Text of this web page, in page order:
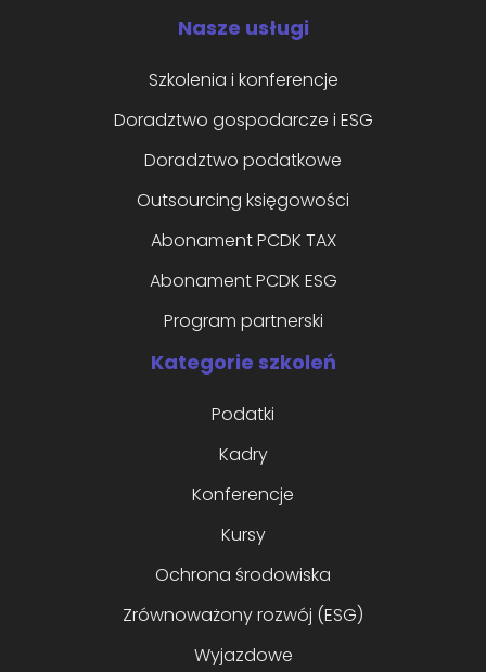
Nasze usługi
Szkolenia i konferencje
Doradztwo gospodarcze i ESG
Doradztwo podatkowe
Outsourcing księgowości
Abonament PCDK TAX
Abonament PCDK ESG
Program partnerski
Kategorie szkoleń
Podatki
Kadry
Konferencje
Kursy
Ochrona środowiska
Zrównoważony rozwój (ESG)
Wyjazdowe